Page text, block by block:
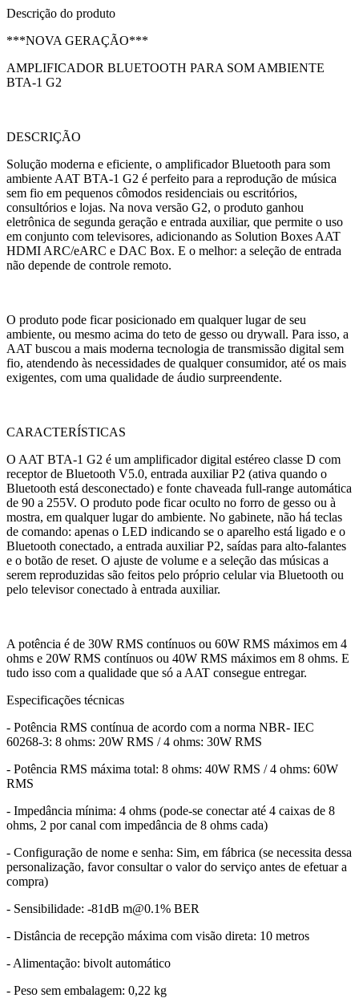
Descrição do produto
***NOVA GERAÇÃO***
AMPLIFICADOR BLUETOOTH PARA SOM AMBIENTE
BTA-1 G2
DESCRIÇÃO
Solução moderna e eficiente, o amplificador Bluetooth para som
ambiente AAT BTA-1 G2 é perfeito para a reprodução de música
sem fio em pequenos cômodos residenciais ou escritórios,
consultórios e lojas. Na nova versão G2, o produto ganhou
eletrônica de segunda geração e entrada auxiliar, que permite o uso
em conjunto com televisores, adicionando as Solution Boxes AAT
HDMI ARC/eARC e DAC Box. E o melhor: a seleção de entrada
não depende de controle remoto.
O produto pode ficar posicionado em qualquer lugar de seu
ambiente, ou mesmo acima do teto de gesso ou drywall. Para isso, a
AAT buscou a mais moderna tecnologia de transmissão digital sem
fio, atendendo às necessidades de qualquer consumidor, até os mais
exigentes, com uma qualidade de áudio surpreendente.
CARACTERÍSTICAS
O AAT BTA-1 G2 é um amplificador digital estéreo classe D com
receptor de Bluetooth V5.0, entrada auxiliar P2 (ativa quando o
Bluetooth está desconectado) e fonte chaveada full-range automática
de 90 a 255V. O produto pode ficar oculto no forro de gesso ou à
mostra, em qualquer lugar do ambiente. No gabinete, não há teclas
de comando: apenas o LED indicando se o aparelho está ligado e o
Bluetooth conectado, a entrada auxiliar P2, saídas para alto-falantes
e o botão de reset. O ajuste de volume e a seleção das músicas a
serem reproduzidas são feitos pelo próprio celular via Bluetooth ou
pelo televisor conectado à entrada auxiliar.
A potência é de 30W RMS contínuos ou 60W RMS máximos em 4
ohms e 20W RMS contínuos ou 40W RMS máximos em 8 ohms. E
tudo isso com a qualidade que só a AAT consegue entregar.
Especificações técnicas
- Potência RMS contínua de acordo com a norma NBR- IEC
60268-3: 8 ohms: 20W RMS / 4 ohms: 30W RMS
- Potência RMS máxima total: 8 ohms: 40W RMS / 4 ohms: 60W
RMS
- Impedância mínima: 4 ohms (pode-se conectar até 4 caixas de 8
ohms, 2 por canal com impedância de 8 ohms cada)
- Configuração de nome e senha: Sim, em fábrica (se necessita dessa
personalização, favor consultar o valor do serviço antes de efetuar a
compra)
- Sensibilidade: -81dB m@0.1% BER
- Distância de recepção máxima com visão direta: 10 metros
- Alimentação: bivolt automático
- Peso sem embalagem: 0,22 kg